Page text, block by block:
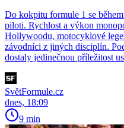
Do kokpitu formule 1 se
piloti. Rychlost a výkon
Hollywoodu, motocyklové
závodníci z jiných disciplín.
dostaly jedinečnou příležitost
SvětFormule.cz
dnes, 18:09
9 min